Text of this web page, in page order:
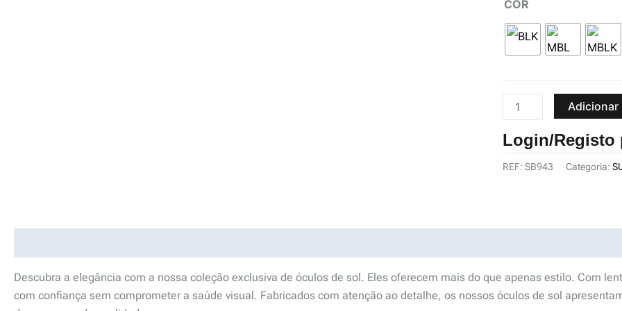
COR
Armação
de
Sol
Modelo
–
SB943
Adicionar
Login/Registo
REF:SB943 Categoria:
Descubra a elegância com a nossa coleção exclusiva de óculos de sol. Eles oferecem mais do que apenas estilo. Com
com confiança sem comprometer a saúde visual. Fabricados com atenção ao detalhe, os nossos óculos de sol